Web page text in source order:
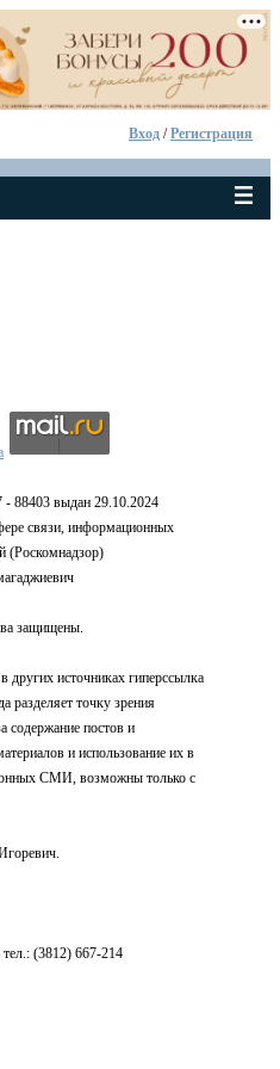
Вход /Регистрация
88403 выдан 29.10.2024
связи, информационных
(Роскомнадзор)
защищены.
источниках гиперссылка
разделяет точку зрения
содержание постов и
и использование их в
СМИ, возможны только с
(3812) 667-214